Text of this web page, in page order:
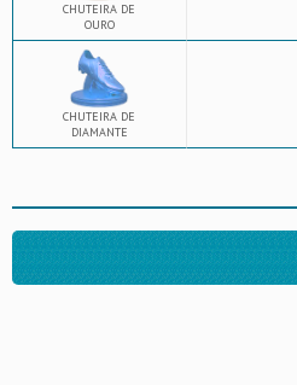
CHUTEIRA DE
OURO
CHUTEIRA DE
DIAMANTE